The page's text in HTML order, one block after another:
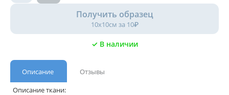
Получить образец
10х10см за 10₽
✓ В наличии
Описание
Отзывы
Описание ткани: